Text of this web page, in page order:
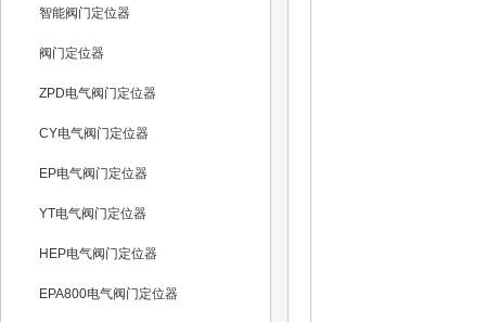
智能阀门定位器
阀门定位器
ZPD电气阀门定位器
CY电气阀门定位器
EP电气阀门定位器
YT电气阀门定位器
HEP电气阀门定位器
EPA800电气阀门定位器